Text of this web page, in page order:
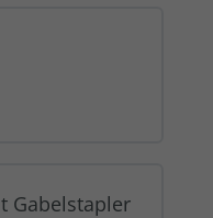
Gabelstapler